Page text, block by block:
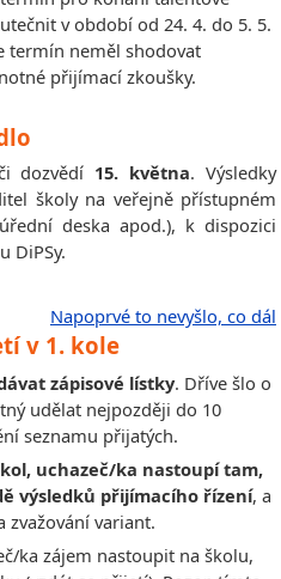
v období od 24. 4. do 5. 5.
termín neměl shodovat
přijímací zkoušky.
dozvědí 15. května. Výsledky
školy na veřejně přístupném
deska apod.), k dispozici
DiPSy.
Napoprvé to nevyšlo, co dál
v 1. kole
zápisové lístky. Dříve šlo o
udělat nejpozději do 10
seznamu přijatých.
uchazeč/ka nastoupí tam,
výsledků přijímacího řízení, a
zvažování variant.
ka zájem nastoupit na školu,